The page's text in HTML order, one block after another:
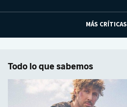
MÁS CRÍTICAS
Todo lo que sabemos